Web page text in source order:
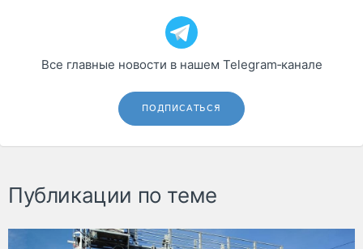
Все главные новости в нашем Telegram‑канале
ПОДПИСАТЬСЯ
Публикации по теме